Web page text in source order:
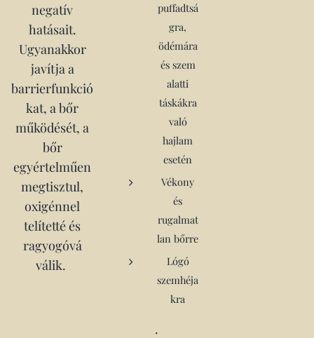
negatív
hatásait.
Ugyanakkor
javítja a
barrierfunkció
kat, a bőr
működését, a
bőr
egyértelműen
megtisztul,
oxigénnel
telítetté és
ragyogóvá
válik.
puffadtsá
gra,
ödémára
és szem
alatti
táskákra
való
hajlam
esetén
Vékony
és
rugalmat
lan bőrre
Lógó
szemhéja
kra
.